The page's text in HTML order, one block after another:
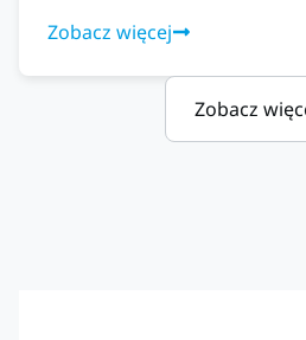
Zobacz więcej
Zobacz